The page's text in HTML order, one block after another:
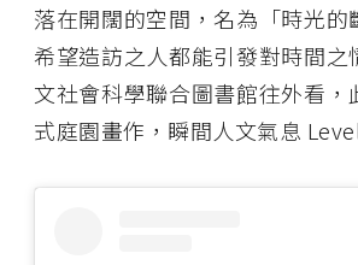
落在開闊的空間，名為「時光的
希望造訪之人都能引發對時間之
文社會科學聯合圖書館往外看，
式庭園畫作，瞬間人文氣息